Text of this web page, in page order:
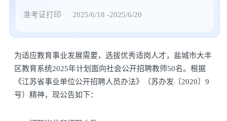
准考证打印 2025/6/18 -2025/6/20
为适应教育事业发展需要，选拔优秀适岗人才，盐城市大丰
区教育系统2025年计划面向社会公开招聘教师50名。根据
《江苏省事业单位公开招聘人员办法》（苏办发〔2020〕9
号）精神，现公告如下：